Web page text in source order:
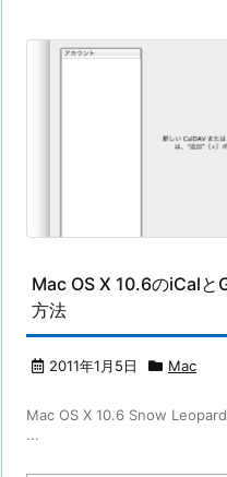
Mac OS X 10.6のiCalと
方法
2011年1月5日 Mac
Mac OS X 10.6 Snow
...